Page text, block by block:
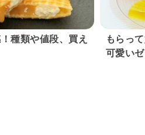
種類や値段、買え
もらっ
可愛い